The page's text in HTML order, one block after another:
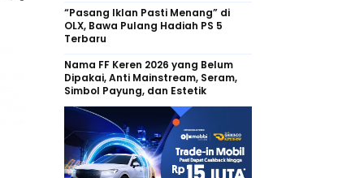
“Pasang Iklan Pasti Menang” di
OLX, Bawa Pulang Hadiah PS 5
Terbaru
Nama FF Keren 2026 yang Belum
Dipakai, Anti Mainstream, Seram,
Simbol Payung, dan Estetik